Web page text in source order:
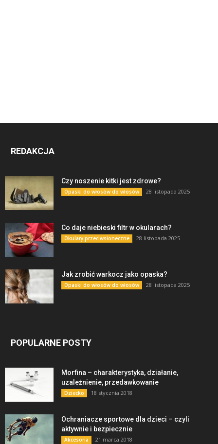
REDAKCJA
Czy noszenie kitki jest zdrowe?
Opaski do włosów do włosów 28 listopada 2025
Co daje niebieski filtr w okularach?
Okulary przeciwsłoneczne 28 listopada 2025
Jak zrobić warkocz jako opaska?
Opaski do włosów do włosów 28 listopada 2025
POPULARNE POSTY
Morfina – charakterystyka, działanie,
uzależnienie, przedawkowanie
Dziecko 18 stycznia 2018
Ochraniacze sportowe dla dzieci – czyli
aktywnie i bezpiecznie
Akcesoria 21 marca 2018